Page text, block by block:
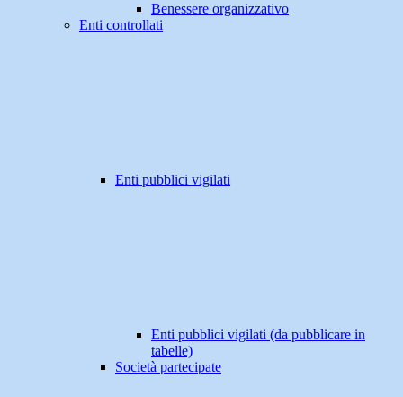
Benessere organizzativo
Enti controllati
Enti pubblici vigilati
Enti pubblici vigilati (da pubblicare in
tabelle)
Società partecipate